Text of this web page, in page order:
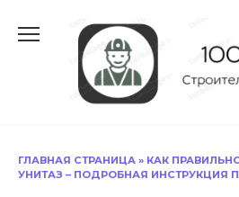
содержанию
ГЛАВНАЯ СТРАНИЦА » КАК
УНИТАЗ – ПОДРОБНАЯ ИНСТРУКЦИЯ